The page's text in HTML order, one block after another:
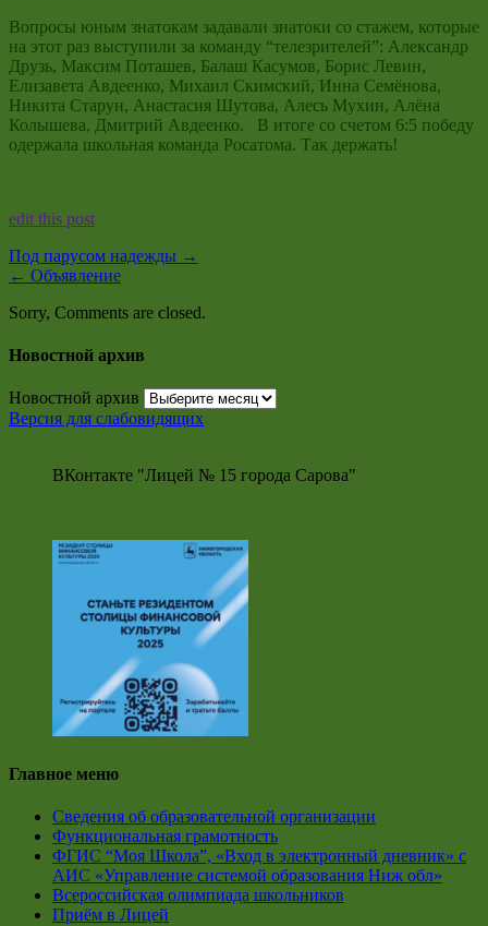
Вопросы юным знатокам задавали знатоки со стажем, которые
на этот раз выступили за команду “телезрителей”: Александр
Друзь, Максим Поташев, Балаш Касумов, Борис Левин,
Елизавета Авдеенко, Михаил Скимский, Инна Семёнова,
Никита Старун, Анастасия Шутова, Алесь Мухин, Алёна
Колышева, Дмитрий Авдеенко. В итоге со счетом 6:5 победу
одержала школьная команда Росатома. Так держать!
edit this post
Под парусом надежды →
← Объявление
Sorry, Comments are closed.
Новостной архив
Новостной архив
Версия для слабовидящих
ВКонтакте "Лицей № 15 города Сарова"
Главное меню
Сведения об образовательной организации
Функциональная грамотность
ФГИС “Моя Школа”, «Вход в электронный дневник» с
АИС «Управление системой образования Ниж обл»
Всероссийская олимпиада школьников
Приём в Лицей